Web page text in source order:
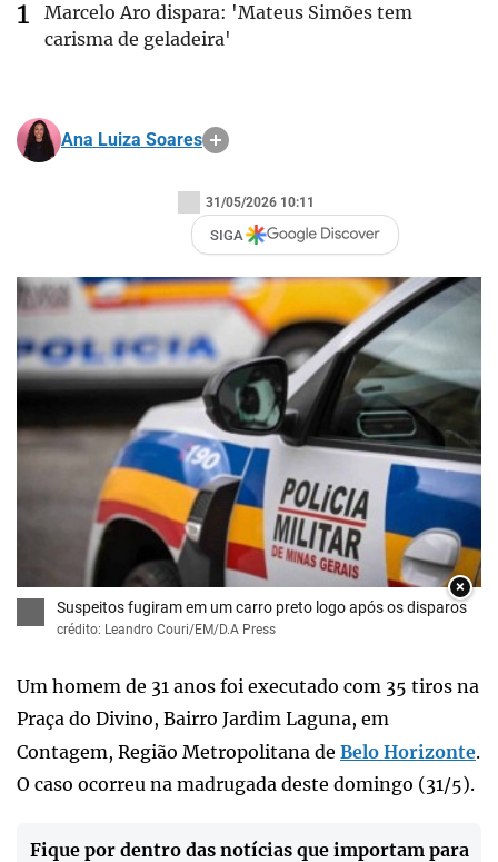
Marcelo Aro dispara: 'Mateus Simões tem
carisma de geladeira'
Ana Luiza Soares
31/05/2026 10:11
SIGA
×
Suspeitos fugiram em um carro preto logo após os disparos
crédito: Leandro Couri/EM/D.A Press
Um homem de 31 anos foi executado com 35 tiros na
Praça do Divino, Bairro Jardim Laguna, em
Contagem, Região Metropolitana de Belo Horizonte.
O caso ocorreu na madrugada deste domingo (31/5).
Fique por dentro das notícias que importam para